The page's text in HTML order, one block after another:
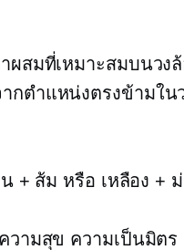
ผสมที่เหมาะสมบนวง
ากตำแหน่งตรงข้ามใน
+ ส้ม หรือ เหลือง +
วามสุข ความเป็นมิตร